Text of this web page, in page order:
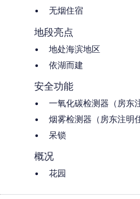
无烟住宿
地段亮点
地处海滨地区
依湖而建
安全功能
一氧化碳检测器（房东
烟雾检测器（房东注明
呆锁
概况
花园